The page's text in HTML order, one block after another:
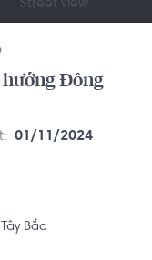
Street view
hướng Đông
01/11/2024
Tây Bắc